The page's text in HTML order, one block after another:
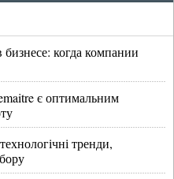
когда компании
є оптимальним
тренди,